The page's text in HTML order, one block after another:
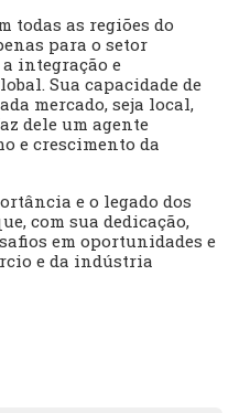
todas as regiões do
para o setor
integração e
Sua capacidade de
mercado, seja local,
dele um agente
e crescimento da
e o legado dos
com sua dedicação,
em oportunidades e
e da indústria